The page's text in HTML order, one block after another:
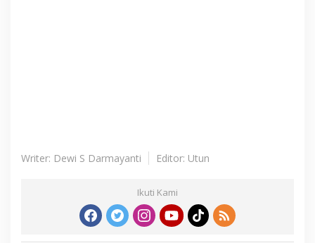
Writer: Dewi S Darmayanti Editor: Utun
Ikuti Kami